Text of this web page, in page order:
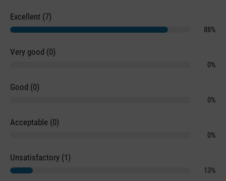
Excellent (7)
88%
Very good (0)
0%
Good (0)
0%
Acceptable (0)
0%
Unsatisfactory (1)
13%